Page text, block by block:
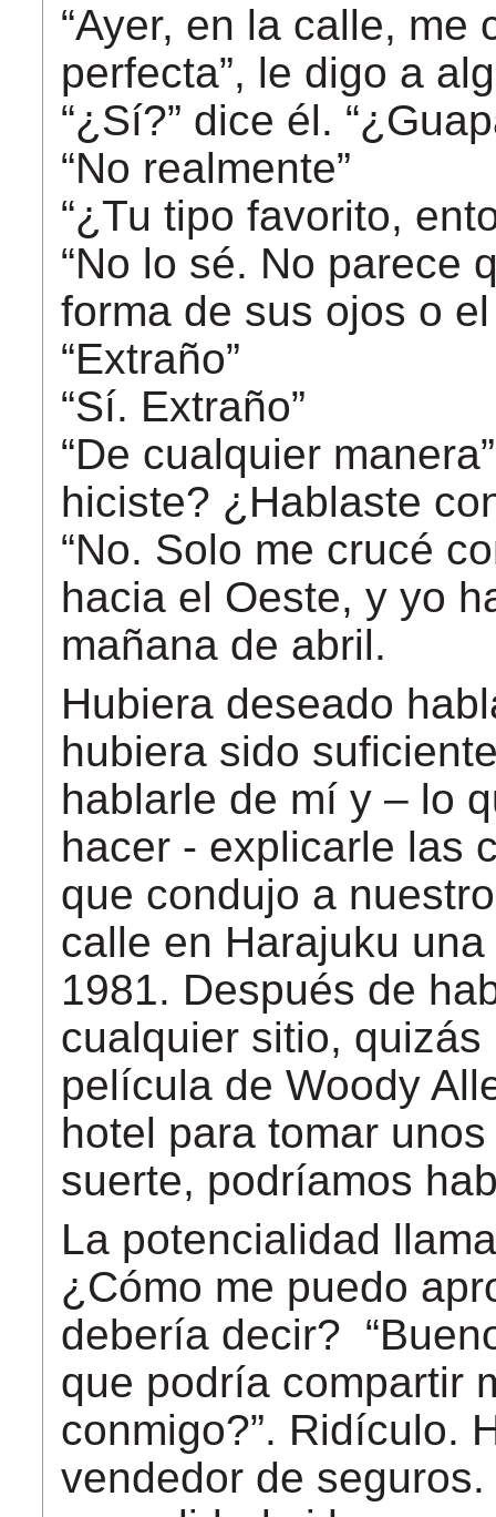
“Ayer, en la calle, me
perfecta”, le digo a
“¿Sí?” dice él.
“No realmente”
“¿Tu tipo favorito,
“No lo sé. No parece
forma de sus ojos o
“Extraño”
“Sí. Extraño”
“De cualquier
hiciste? ¿Hablaste
“No. Solo me crucé
hacia el Oeste, y yo
mañana de abril.
Hubiera deseado
hubiera sido
hablarle de mí y – lo
hacer - explicarle las
que condujo a
calle en Harajuku
1981. Después de
cualquier sitio,
película de Woody
hotel para tomar
suerte, podríamos
La potencialidad
¿Cómo me puedo
debería decir?
que podría compartir
conmigo?”. Ridículo.
vendedor de